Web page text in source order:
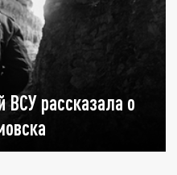
ВСУ рассказала о